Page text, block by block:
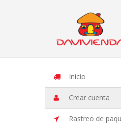
Crear cuenta
Inicio
Crear cuenta
Rastreo de